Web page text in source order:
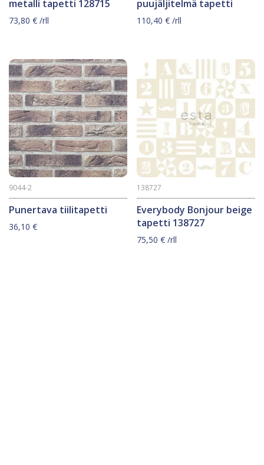
metalli tapetti 128715
73,80 € /rll
puujäljitelmä tapetti
110,40€ /rll
Punertava tiilitapetti
9044-2
36,10 €
Everybody Bonjour beige
tapetti 138727
138727
75,50€ /rll